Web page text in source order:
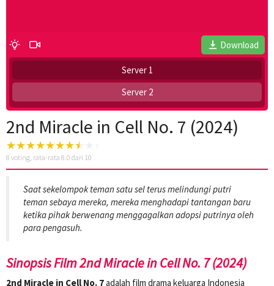
Download
Server 1
Server 2
2nd Miracle in Cell No. 7 (2024)
8 voting, rata-rata 8.0 dari 10
Saat sekelompok teman satu sel terus melindungi putri
teman sebaya mereka, mereka menghadapi tantangan baru
ketika pihak berwenang menggagalkan adopsi putrinya oleh
para pengasuh.
Sinopsis Film 2nd Miracle in Cell No. 7 (2024)
2nd Miracle in Cell No. 7adalah film drama keluarga Indonesia